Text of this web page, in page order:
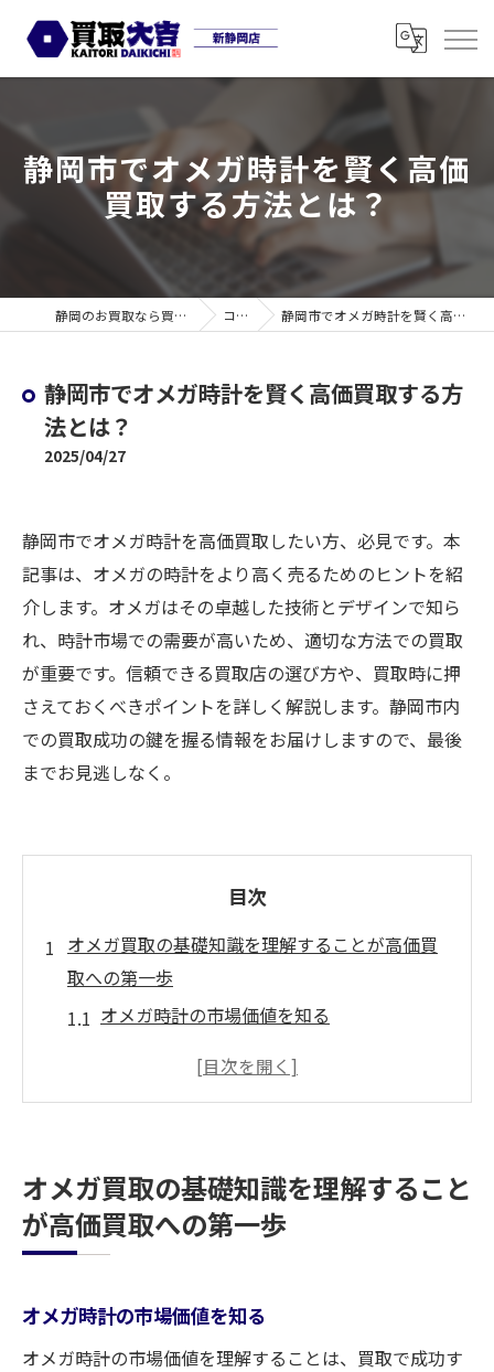
静岡市でオメガ時計を賢く高価
買取する方法とは？
静岡のお買取なら買取大吉 新静岡店 コラム 静岡市でオメガ時計を賢く高価買取する方法とは？
静岡市でオメガ時計を賢く高価買取する方
法とは？
2025/04/27
静岡市でオメガ時計を高価買取したい方、必見です。本
記事は、オメガの時計をより高く売るためのヒントを紹
介します。オメガはその卓越した技術とデザインで知ら
れ、時計市場での需要が高いため、適切な方法での買取
が重要です。信頼できる買取店の選び方や、買取時に押
さえておくべきポイントを詳しく解説します。静岡市内
での買取成功の鍵を握る情報をお届けしますので、最後
までお見逃しなく。
目次
オメガ買取の基礎知識を理解することが高価買
取への第一歩
オメガ時計の市場価値を知る
静岡市でのオメガ買取の流れ
静岡市のオメガ買取市場の動向
静岡市でオメガ時計買取を成功させる秘訣とは
買取のプロセスを理解する
交渉を有利に進めるための準備
オメガ買取の基礎知識を理解すること
が高価買取への第一歩
オメガ時計の市場価値を知る
オメガ時計の市場価値を理解することは、買取で成功す